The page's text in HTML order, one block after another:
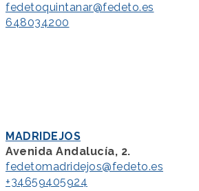
fedetoquintanar@fedeto.es
648034200
MADRIDEJOS
Avenida Andalucía, 2.
fedetomadridejos@fedeto.es
+34659405924